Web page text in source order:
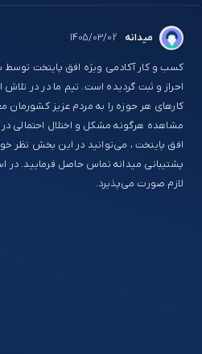
میدانه 1405/03/02
کسب و کار آکادمی ویژه افق پایتخت توسط
احراز و ثبت گردیده است. تیم ما در در
کارهای هر حوزه را به مردم عزیز کشورمان
مشاهده هرگونه مشکل و اختلال احتمالی در
افق پایتخت ، می‌توانید در این بخش نظر خود
پشتیبانی میدانه تماس حاصل فرمایید.
لازم صورت می‌پذیرد.